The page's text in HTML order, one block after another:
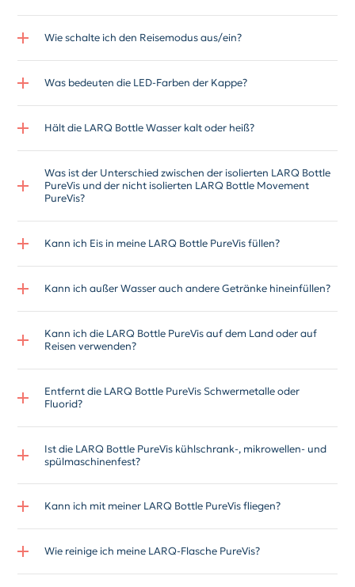
Wie schalte ich den Reisemodus aus/ein?
Was bedeuten die LED-Farben der Kappe?
Hält die LARQ Bottle Wasser kalt oder heiß?
Was ist der Unterschied zwischen der isolierten LARQ Bottle
PureVis und der nicht isolierten LARQ Bottle Movement
PureVis?
Kann ich Eis in meine LARQ Bottle PureVis füllen?
Kann ich außer Wasser auch andere Getränke hineinfüllen?
Kann ich die LARQ Bottle PureVis auf dem Land oder auf
Reisen verwenden?
Entfernt die LARQ Bottle PureVis Schwermetalle oder
Fluorid?
Ist die LARQ Bottle PureVis kühlschrank-, mikrowellen- und
spülmaschinenfest?
Kann ich mit meiner LARQ Bottle PureVis fliegen?
Wie reinige ich meine LARQ-Flasche PureVis?